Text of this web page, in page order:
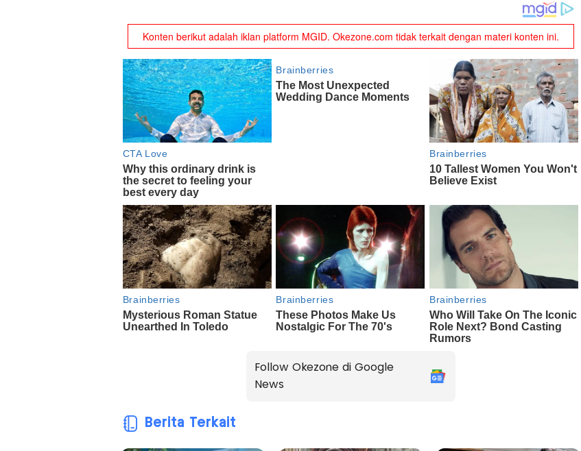
Follow Okezone di Google
News
Berita Terkait